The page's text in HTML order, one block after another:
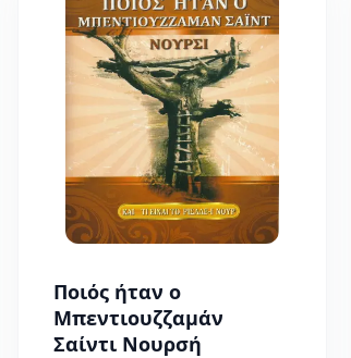
Ποιός ήταν ο
Μπεντιουζζαμάν
Σαίντι Νουρσή